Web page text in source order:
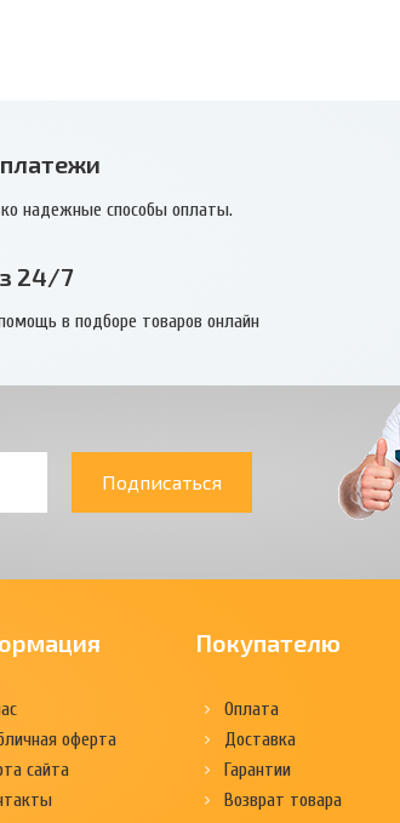
надежные способы оплаты.
24/7
в подборе товаров онлайн
Подписаться
оферта
сайта
Покупателю
Оплата
Доставка
Гарантии
Возврат товара